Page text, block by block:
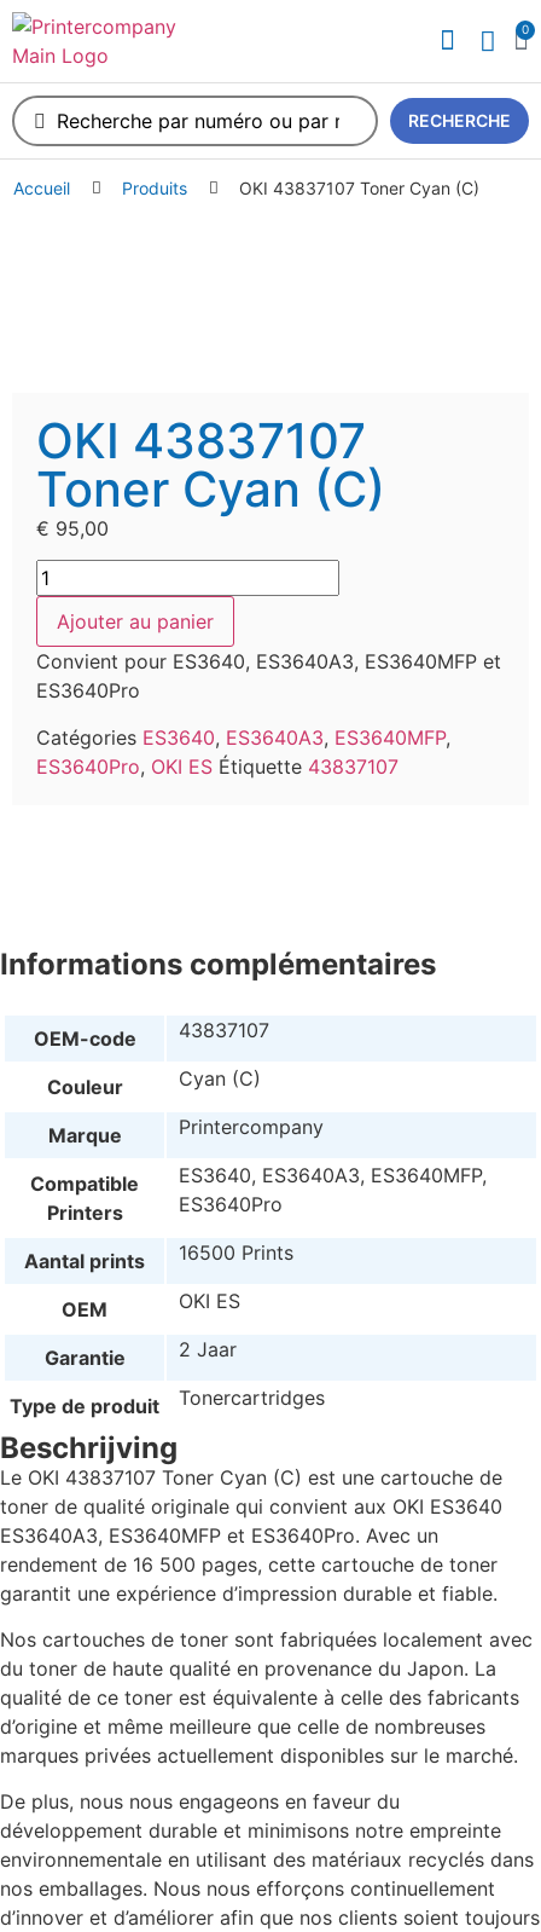
0
RECHERCHE
Accueil Produits OKI 43837107 Toner Cyan (C)
OKI 43837107
Toner Cyan (C)
€ 95,00
Ajouter au panier
Convient pour ES3640, ES3640A3, ES3640MFP et
ES3640Pro
Catégories ES3640, ES3640A3, ES3640MFP,
ES3640Pro, OKI ES Étiquette 43837107
Informations complémentaires
OEM-code 43837107
Couleur Cyan (C)
Marque Printercompany
Compatible
Printers
ES3640, ES3640A3, ES3640MFP,
ES3640Pro
Aantal prints 16500 Prints
OEM OKI ES
Garantie 2 Jaar
Type de produit Tonercartridges
Beschrijving
Le OKI 43837107 Toner Cyan (C) est une cartouche de
toner de qualité originale qui convient aux OKI ES3640
ES3640A3, ES3640MFP et ES3640Pro. Avec un
rendement de 16 500 pages, cette cartouche de toner
garantit une expérience d’impression durable et fiable.
Nos cartouches de toner sont fabriquées localement avec
du toner de haute qualité en provenance du Japon. La
qualité de ce toner est équivalente à celle des fabricants
d’origine et même meilleure que celle de nombreuses
marques privées actuellement disponibles sur le marché.
De plus, nous nous engageons en faveur du
développement durable et minimisons notre empreinte
environnementale en utilisant des matériaux recyclés dans
nos emballages. Nous nous efforçons continuellement
d’innover et d’améliorer afin que nos clients soient toujours